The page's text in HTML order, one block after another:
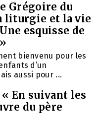
Grégoire du
liturgie et la vie
esquisse de
bienvenu pour les
d’un
aussi pour ...
« En suivant les
du père